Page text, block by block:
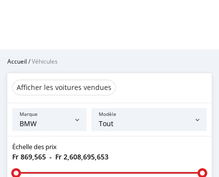
Accueil /Véhicules
Afficher les voitures vendues
Marque Modèle
Échelle des prix
Fr 869,565 - Fr 2,608,695,653